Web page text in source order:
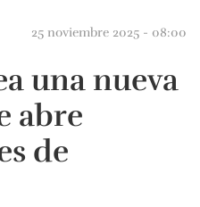
25 noviembre 2025 - 08:00
una nueva
abre
de